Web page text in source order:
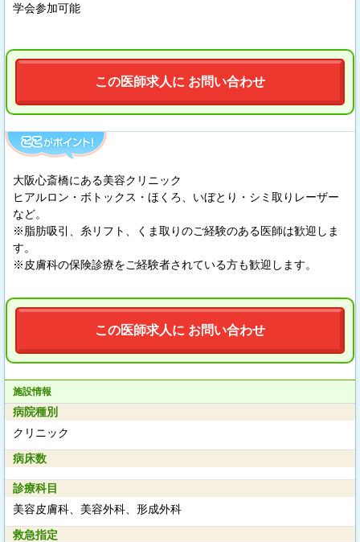
学会参加可能
この医師求人に お問い合わせ
大阪心斎橋にある美容クリニック
ヒアルロン・ボトックス・ほくろ、いぼとり・シミ取りレーザー
など。
※脂肪吸引、糸リフト、くま取りのご経験のある医師は歓迎しま
す。
※皮膚科の保険診療をご経験者されている方も歓迎します。
この医師求人に お問い合わせ
施設情報
病院種別
クリニック
病床数
診療科目
美容皮膚科、美容外科、形成外科
救急指定